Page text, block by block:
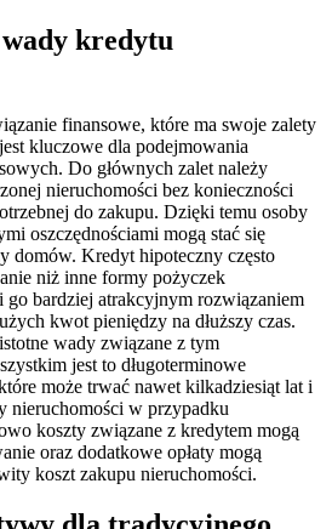
kredytu
finansowe, które ma swoje zalety
kluczowe dla podejmowania
Do głównych zalet należy
nieruchomości bez konieczności
do zakupu. Dzięki temu osoby
oszczędnościami mogą stać się
domów. Kredyt hipoteczny często
niż inne formy pożyczek
bardziej atrakcyjnym rozwiązaniem
kwot pieniędzy na dłuższy czas.
wady związane z tym
jest to długoterminowe
może trwać nawet kilkadziesiąt lat i
nieruchomości w przypadku
koszty związane z kredytem mogą
oraz dodatkowe opłaty mogą
koszt zakupu nieruchomości.